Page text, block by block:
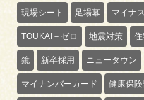
現場シート 足場幕 マイナ
TOUKAI－ゼロ 地震対策 住
鏡 新卒採用 ニュータウン
マイナンバーカード 健康保険